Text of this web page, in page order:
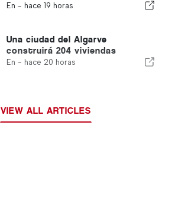
En - hace 19 horas
Una ciudad del Algarve
construirá 204 viviendas
En - hace 20 horas
VIEW ALL ARTICLES